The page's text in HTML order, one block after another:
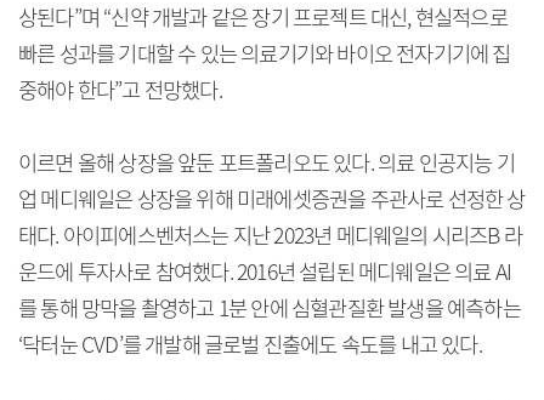
상된다”며 “신약 개발과 같은 장기 프로젝트 대신, 현실적으로
빠른 성과를 기대할 수 있는 의료기기와 바이오 전자기기에 집
중해야 한다”고 전망했다.
이르면 올해 상장을 앞둔 포트폴리오도 있다. 의료 인공지능 기
업 메디웨일은 상장을 위해 미래에셋증권을 주관사로 선정한 상
태다. 아이피에스벤처스는 지난 2023년 메디웨일의 시리즈B 라
운드에 투자사로 참여했다. 2016년 설립된 메디웨일은 의료 AI
를 통해 망막을 촬영하고 1분 안에 심혈관질환 발생을 예측하는
‘닥터눈 CVD’를 개발해 글로벌 진출에도 속도를 내고 있다.